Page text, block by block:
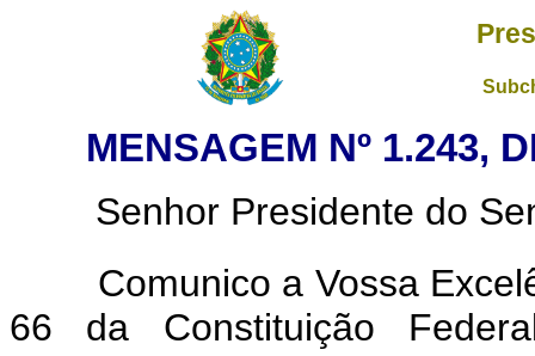
MENSAGEM Nº 1.243,
Senhor Presidente do
Comunico a Vossa
66 da Constituição